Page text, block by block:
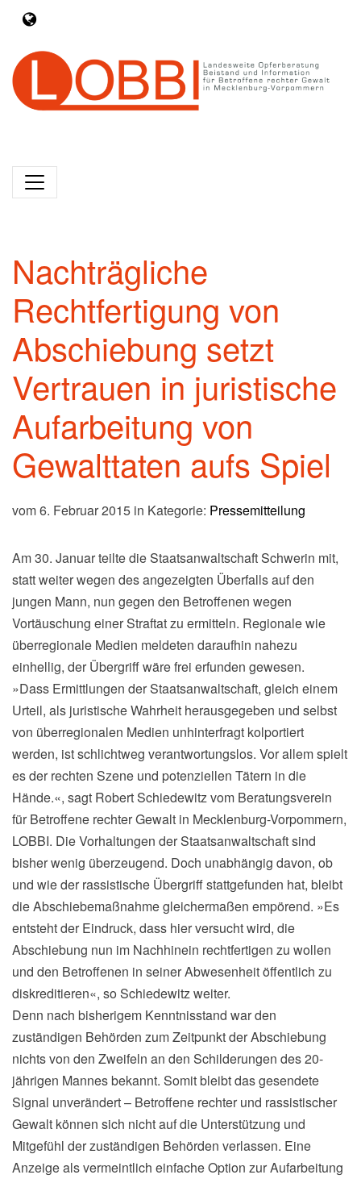
Nachträgliche
Rechtfertigung von
Abschiebung setzt
Vertrauen in juristische
Aufarbeitung von
Gewalttaten aufs Spiel
vom 6. Februar 2015 in Kategorie: Pressemitteilung
Am 30. Januar teilte die Staatsanwaltschaft Schwerin mit,
statt weiter wegen des angezeigten Überfalls auf den
jungen Mann, nun gegen den Betroffenen wegen
Vortäuschung einer Straftat zu ermitteln. Regionale wie
überregionale Medien meldeten daraufhin nahezu
einhellig, der Übergriff wäre frei erfunden gewesen.
»Dass Ermittlungen der Staatsanwaltschaft, gleich einem
Urteil, als juristische Wahrheit herausgegeben und selbst
von überregionalen Medien unhinterfragt kolportiert
werden, ist schlichtweg verantwortungslos. Vor allem spielt
es der rechten Szene und potenziellen Tätern in die
Hände.«, sagt Robert Schiedewitz vom Beratungsverein
für Betroffene rechter Gewalt in Mecklenburg-Vorpommern,
LOBBI. Die Vorhaltungen der Staatsanwaltschaft sind
bisher wenig überzeugend. Doch unabhängig davon, ob
und wie der rassistische Übergriff stattgefunden hat, bleibt
die Abschiebemaßnahme gleichermaßen empörend. »Es
entsteht der Eindruck, dass hier versucht wird, die
Abschiebung nun im Nachhinein rechtfertigen zu wollen
und den Betroffenen in seiner Abwesenheit öffentlich zu
diskreditieren«, so Schiedewitz weiter.
Denn nach bisherigem Kenntnisstand war den
zuständigen Behörden zum Zeitpunkt der Abschiebung
nichts von den Zweifeln an den Schilderungen des 20-
jährigen Mannes bekannt. Somit bleibt das gesendete
Signal unverändert – Betroffene rechter und rassistischer
Gewalt können sich nicht auf die Unterstützung und
Mitgefühl der zuständigen Behörden verlassen. Eine
Anzeige als vermeintlich einfache Option zur Aufarbeitung